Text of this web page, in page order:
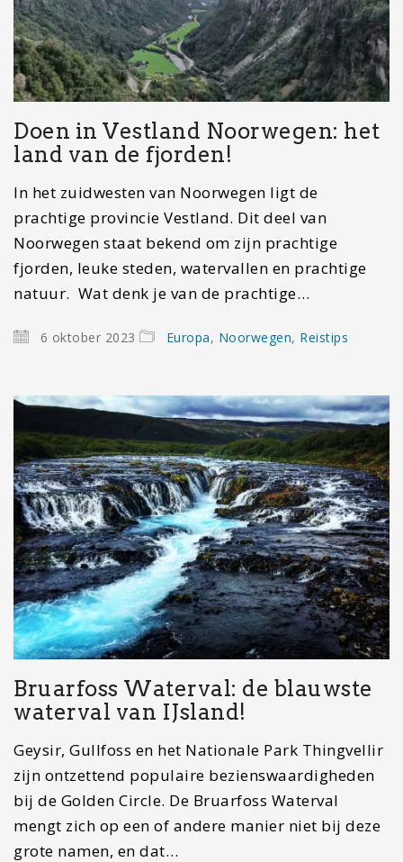
Doen in Vestland Noorwegen: het
land van de fjorden!
In het zuidwesten van Noorwegen ligt de
prachtige provincie Vestland. Dit deel van
Noorwegen staat bekend om zijn prachtige
fjorden, leuke steden, watervallen en prachtige
natuur. Wat denk je van de prachtige…
6 oktober 2023 Europa, Noorwegen, Reistips
Bruarfoss Waterval: de blauwste
waterval van IJsland!
Geysir, Gullfoss en het Nationale Park Thingvellir
zijn ontzettend populaire bezienswaardigheden
bij de Golden Circle. De Bruarfoss Waterval
mengt zich op een of andere manier niet bij deze
grote namen, en dat…